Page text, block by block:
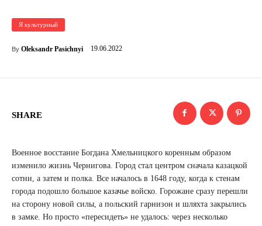
Я культурный
By Oleksandr Pasichnyi 19.06.2022
SHARE
Военное восстание Богдана Хмельницкого коренным образом
изменило жизнь Чернигова. Город стал центром сначала казацкой
сотни, а затем и полка. Все началось в 1648 году, когда к стенам
города подошло большое казачье войско. Горожане сразу перешли
на сторону новой силы, а польский гарнизон и шляхта закрылись
в замке. Но просто «пересидеть» не удалось: через несколько